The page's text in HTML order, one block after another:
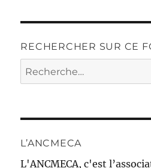
RECHERCHER SUR CE
Recherche
pour :
L’ANCMECA
L'ANCMECA, c'est